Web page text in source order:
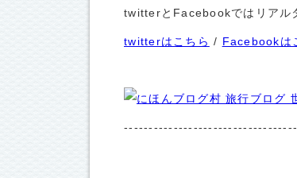
twitterとFacebookではリアル
twitterはこちら / Facebookは